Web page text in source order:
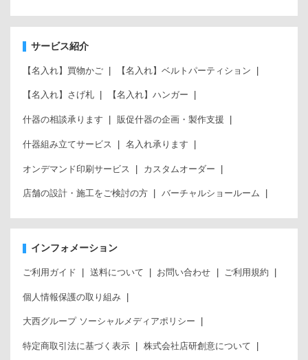
サービス紹介
【名入れ】買物かご 【名入れ】ベルトパーティション
【名入れ】さげ札 【名入れ】ハンガー
什器の相談承ります 販促什器の企画・製作支援
什器組み立てサービス 名入れ承ります
オンデマンド印刷サービス カスタムオーダー
店舗の設計・施工をご検討の方 バーチャルショールーム
インフォメーション
ご利用ガイド 送料について お問い合わせ ご利用規約
個人情報保護の取り組み
大西グループ ソーシャルメディアポリシー
特定商取引法に基づく表示 株式会社店研創意について